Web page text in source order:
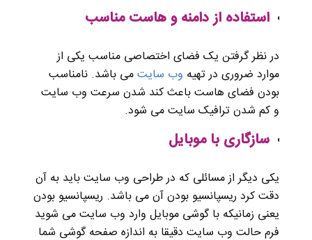
استفاده از دامنه و هاست مناسب
در نظر گرفتن یک فضای اختصاصی مناسب یکی از
موارد ضروری در تهیه وب سایتمی باشد. نامناسب
بودن فضای هاست باعث کند شدن سرعت وب سایت
و کم شدن ترافیک سایت می شود.
سازگاری با موبایل
یکی دیگر از مسائلی که در طراحی وب سایت باید به آن
دقت کرد ریسپانسیو بودن آن می باشد. ریسپانسیو بودن
یعنی زمانیکه با گوشی موبایل وارد وب سایت می شوید
فرم حالت وب سایت دقیقا به اندازه صفحه گوشی شما